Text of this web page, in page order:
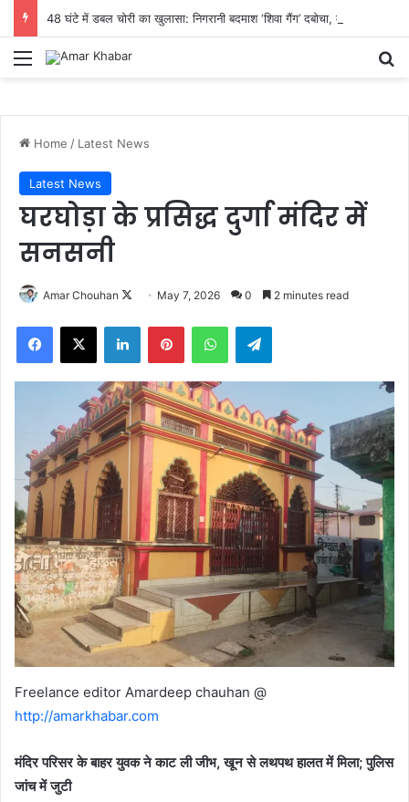
Menu
Home / Latest News
Latest News
घरघोड़ा के प्रसिद्ध दुर्गा मंदिर में
सनसनी
Amar Chouhan
FollowMay 7, 2026 0 2 minutes read
Facebook
X LinkedInPinterestWhatsAppTelegram
Freelance editor Amardeep chauhan @
http://amarkhabar.com
मंदिर परिसर के बाहर युवक ने काट ली जीभ, खून से लथपथ हालत में मिला; पुलिस
जांच में जुटी